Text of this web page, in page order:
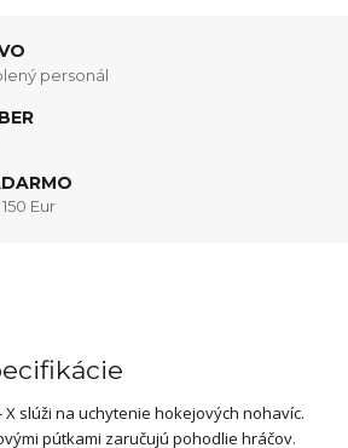
personál
Eur
X slúži na uchytenie hokejových nohavíc.
pútkami zaručujú pohodlie hráčov.